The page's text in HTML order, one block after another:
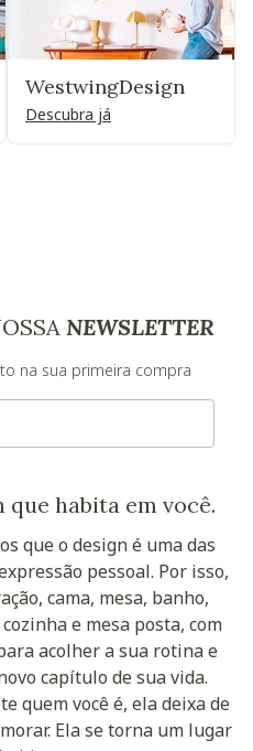
WestwingDesign
Descubra já
NEWSLETTER
na sua primeira compra
que habita em você.
que o design é uma das
pessoal. Por isso,
cama, mesa, banho,
e mesa posta, com
acolher a sua rotina e
capítulo de sua vida.
quem você é, ela deixa de
Ela se torna um lugar